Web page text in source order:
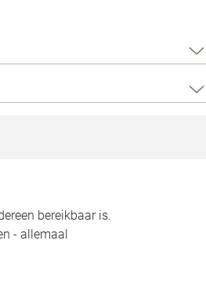
Alle
bereikbaar is.
- allemaal